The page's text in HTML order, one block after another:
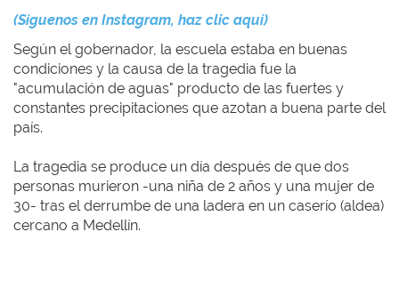
(Síguenos en Instagram, haz clic aquí)
Según el gobernador, la escuela estaba en buenas
condiciones y la causa de la tragedia fue la
"acumulación de aguas" producto de las fuertes y
constantes precipitaciones que azotan a buena parte del
país.
La tragedia se produce un día después de que dos
personas murieron -una niña de 2 años y una mujer de
30- tras el derrumbe de una ladera en un caserío (aldea)
cercano a Medellín.